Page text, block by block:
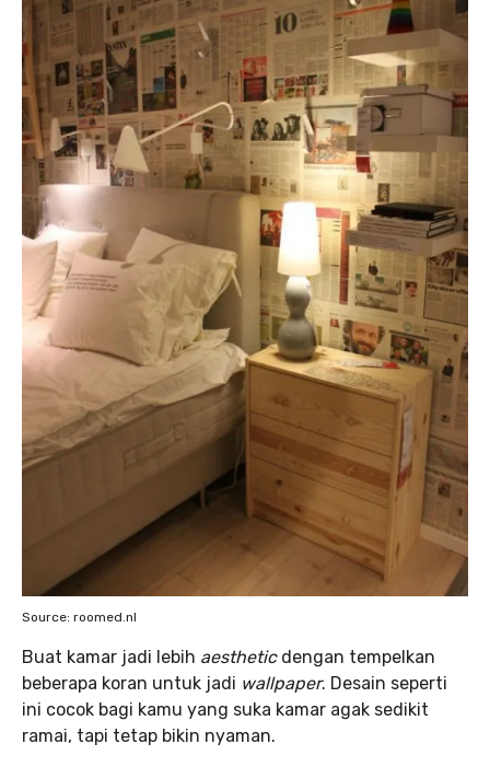
Source: roomed.nl
Buat kamar jadi lebih aesthetic dengan tempelkan
beberapa koran untuk jadi wallpaper. Desain seperti
ini cocok bagi kamu yang suka kamar agak sedikit
ramai, tapi tetap bikin nyaman.